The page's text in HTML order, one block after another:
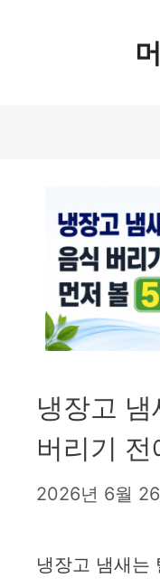
냉장고
버리기
2026년 6월
냉장고 냄새는